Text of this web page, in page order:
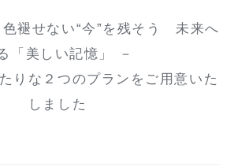
色褪せない“今”を残そう 未来へ
「美しい記憶」 －
りな２つのプランをご用意いた
しました